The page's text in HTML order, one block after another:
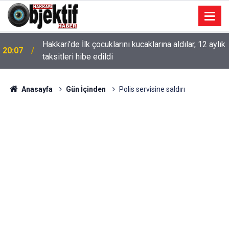
20:07
Hakkari'de İlk çocuklarını kucaklarına aldılar, 12 aylık
taksitleri hibe edildi
Anasayfa Gün İçinden Polis servisine saldırı